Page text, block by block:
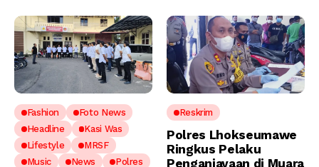
Fashion
Foto News
Headline
Kasi Was
Lifestyle
MRSF
Music
News
Polres
Reskrim
Polres Lhokseumawe
Ringkus Pelaku
Penganiayaan di Muara